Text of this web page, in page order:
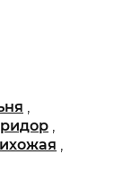
,
,
,